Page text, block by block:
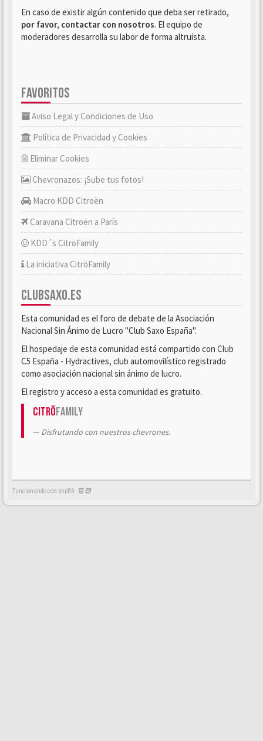
En caso de existir algún contenido que deba ser retirado,
por favor, contactar con nosotros. El equipo de
moderadores desarrolla su labor de forma altruista.
FAVORITOS
Aviso Legal y Condiciones de Uso
Política de Privacidad y Cookies
Eliminar Cookies
Chevronazos: ¡Sube tus fotos!
Macro KDD Citroën
Caravana Citroën a París
KDD´s CitröFamily
La iniciativa CitröFamily
CLUBSAXO.ES
Esta comunidad es el foro de debate de la Asociación
Nacional Sin Ánimo de Lucro "Club Saxo España".
El hospedaje de esta comunidad está compartido con Club
C5 España - Hydractives, club automovilístico registrado
como asociación nacional sin ánimo de lucro.
El registro y acceso a esta comunidad es gratuito.
CitröFamily
Disfrutando con nuestros chevrones.
Funcionando con phpBB -